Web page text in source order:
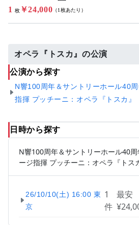
1 枚￥24,000 （1枚あたり）
オペラ『トスカ』の公演
公演から探す
N響100周年＆サントリーホール40
指揮 プッチーニ：オペラ『トスカ』
日時から探す
N響100周年＆サントリーホール40
ージ指揮 プッチーニ：オペラ『トス
26/10/10(土) 16:00 東
京
1
件
最安